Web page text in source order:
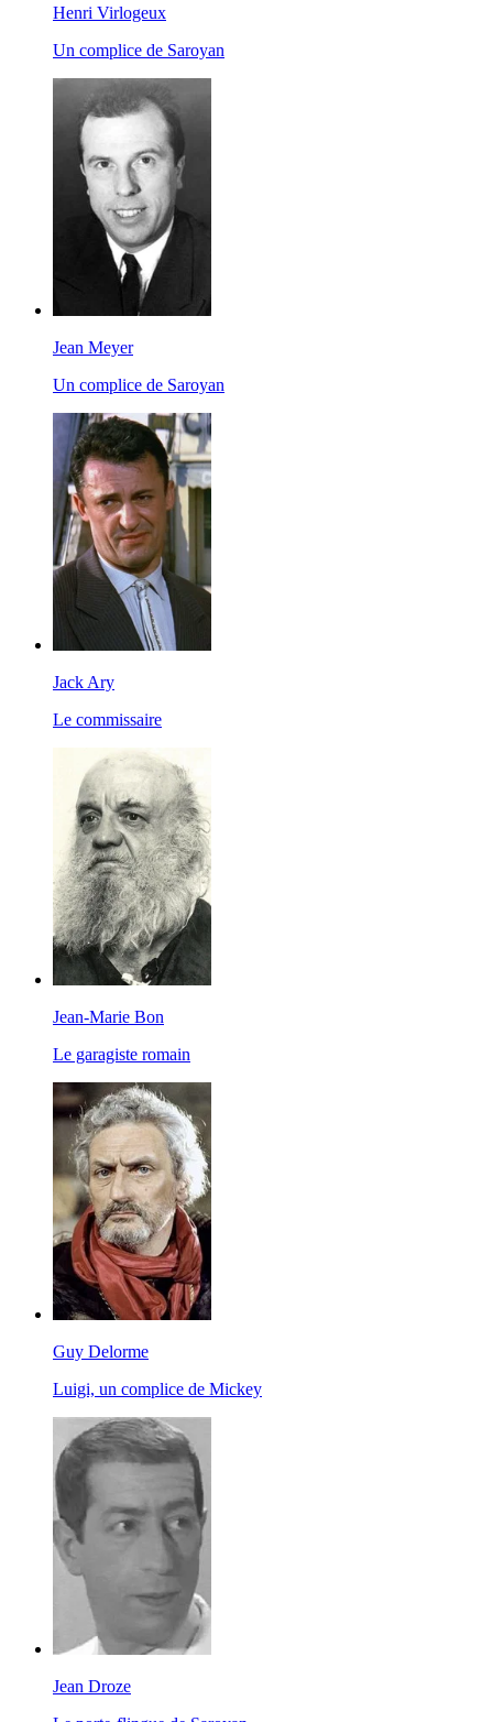
Henri Virlogeux
Un complice de Saroyan
Jean Meyer
Un complice de Saroyan
Jack Ary
Le commissaire
Jean-Marie Bon
Le garagiste romain
Guy Delorme
Luigi, un complice de Mickey
Jean Droze